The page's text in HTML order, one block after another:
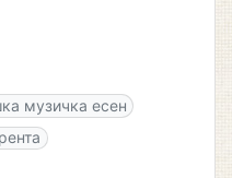
музичка есен